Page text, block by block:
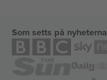
Som setts på nyheterna